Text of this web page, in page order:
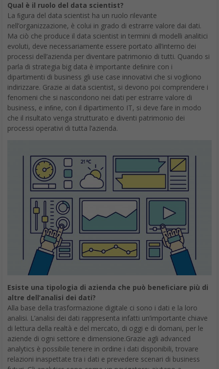
Qual è il ruolo del data scientist?
La ﬁgura del data scientist ha un ruolo rilevante
nell’organizzazione, è colui in grado di estrarre valore dai dati.
Ma ciò che produce il data scientist in termini di modelli analitici
evoluti, deve necessariamente essere portato all’interno dei
processi dell’azienda per diventare patrimonio di tutti. Quando si
parla di strategia big data è importante deﬁnire con i
dipartimenti di business gli use case innovativi che si vogliono
indirizzare. Grazie ai data scientist, si devono poi comprendere i
fenomeni che si nascondono nei dati per estrarre valore di
business, e inﬁne, con il dipartimento IT, si deve fare in modo
che il risultato venga strutturato e diventi patrimonio dei
processi operativi di tutta l’azienda.
Esiste una tipologia di azienda che può beneﬁciare più di
altre dell’analisi dei dati?
Alla base della trasformazione digitale ci sono i dati e la loro
analisi. L’analisi dei dati rappresenta infatti un’importante chiave
di lettura della realtà e del mercato, di oggi e di domani, per le
aziende di ogni settore e dimensione.Grazie agli advanced
analytics è possibile tenere in ordine i dati disponibili, trovare
relazioni inaspettate tra i dati e prevedere scenari di business